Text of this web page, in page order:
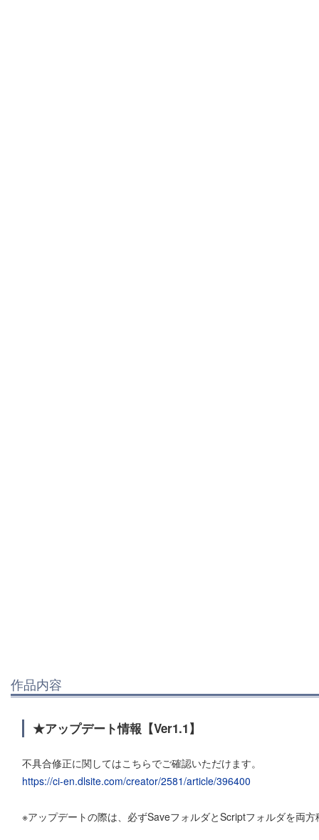
作品内容
★アップデート情報【Ver1.1】
不具合修正に関してはこちらでご確認いただけます。
https://ci-en.dlsite.com/creator/2581/article/396400
※アップデートの際は、必ずSaveフォルダとScriptフォルダを両